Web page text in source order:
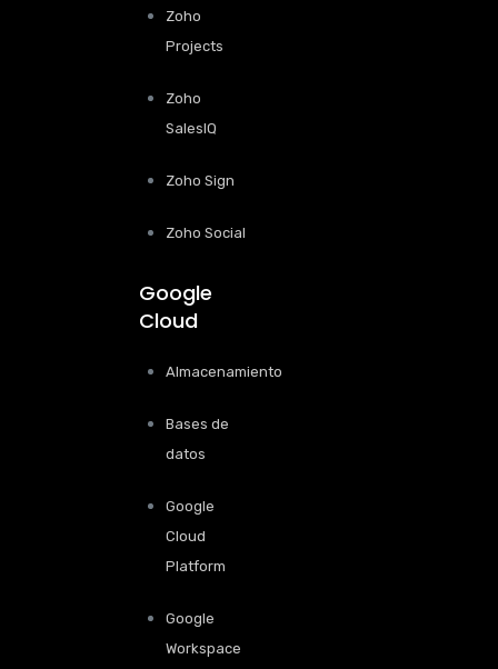
Zoho
Projects
Zoho
SalesIQ
Zoho Sign
Zoho Social
Google
Cloud
Almacenamiento
Bases de
datos
Google
Cloud
Platform
Google
Workspace